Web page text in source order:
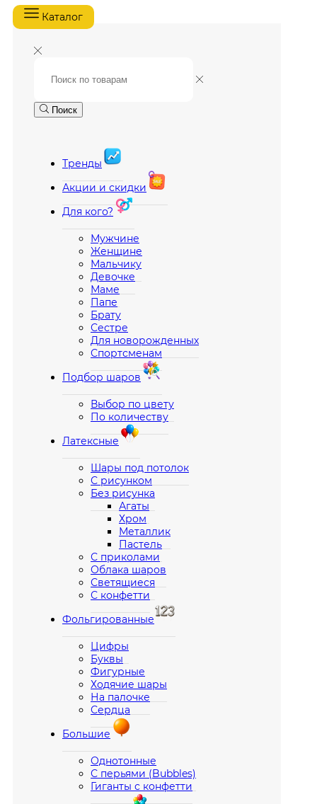
Каталог
Поиск
Тренды
Акции и скидки
Для кого?
Мужчине
Женщине
Мальчику
Девочке
Маме
Папе
Брату
Сестре
Для новорожденных
Спортсменам
Подбор шаров
Выбор по цвету
По количеству
Латексные
Шары под потолок
С рисунком
Без рисунка
Агаты
Хром
Металлик
Пастель
С приколами
Облака шаров
Светящиеся
С конфетти
Фольгированные
Цифры
Буквы
Фигурные
Ходячие шары
На палочке
Сердца
Большие
Однотонные
С перьями (Bubbles)
Гиганты с конфетти